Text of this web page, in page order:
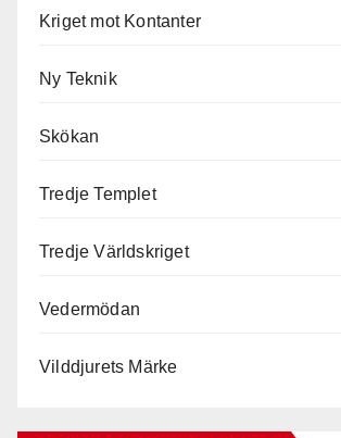
Kriget mot Kontanter
Ny Teknik
Skökan
Tredje Templet
Tredje Världskriget
Vedermödan
Vilddjurets Märke